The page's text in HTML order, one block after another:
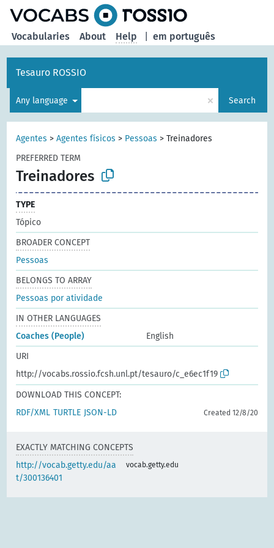
em português
Vocabularies About Help
Tesauro ROSSIO
Any language × Search
Agentes >Agentes físicos > Pessoas >Treinadores
PREFERRED TERM
Treinadores
TYPE
Tópico
BROADER CONCEPT
Pessoas
BELONGS TO ARRAY
Pessoas por atividade
IN OTHER LANGUAGES
Coaches (People)
English
URI
http://vocabs.rossio.fcsh.unl.pt/tesauro/c_e6ec1f19
DOWNLOAD THIS CONCEPT:
RDF/XML TURTLE JSON-LD Created 12/8/20
EXACTLY MATCHING CONCEPTS
http://vocab.getty.edu/aa
t/300136401
vocab.getty.edu